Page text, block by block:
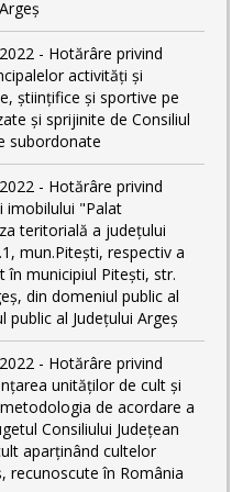
- Hotărâre privind
activități și
științifice și sportive pe
și sprijinite de Consiliul
subordonate
- Hotărâre privind
imobilului "Palat
teritorială a județului
mun.Pitești, respectiv a
în municipiul Piteşti, str.
din domeniul public al
al Județului Argeș
- Hotărâre privind
unităților de cult și
de acordare a
Consiliului Judeţean
aparţinând cultelor
recunoscute în România